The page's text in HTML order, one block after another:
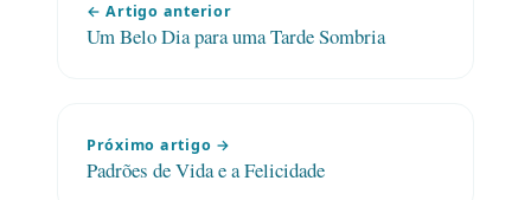
← Artigo anterior
Um Belo Dia para uma Tarde Sombria
Próximo artigo →
Padrões de Vida e a Felicidade